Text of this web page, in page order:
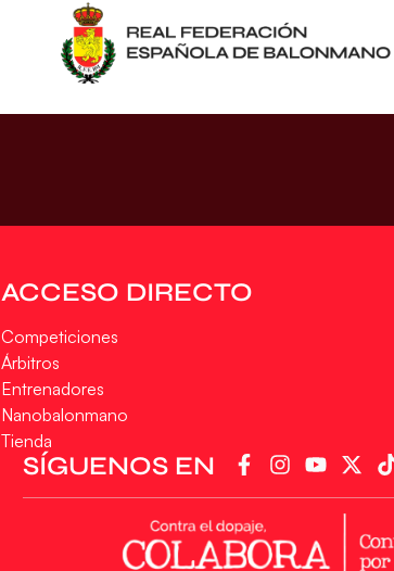
ACCESO DIRECTO
Competiciones
Árbitros
Entrenadores
Nanobalonmano
Tienda
SÍGUENOS EN